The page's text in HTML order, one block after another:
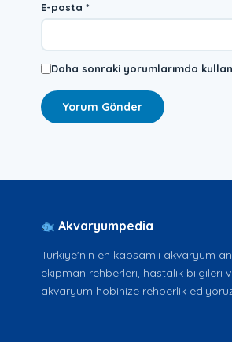
E-posta *
Daha sonraki yorumlarımda
Akvaryumpedia
Türkiye'nin en kapsamlı akvaryum
ekipman rehberleri, hastalık bilgileri
akvaryum hobinize rehberlik